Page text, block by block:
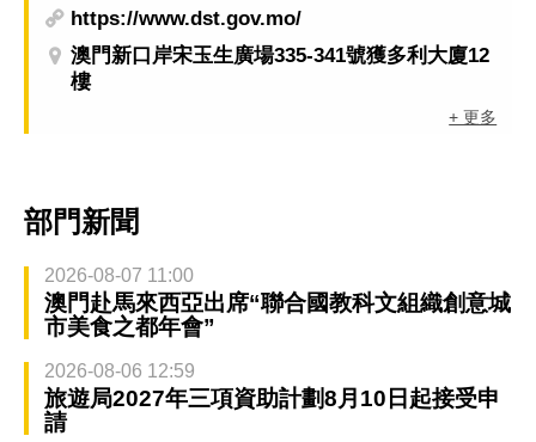
https://www.dst.gov.mo/
澳門新口岸宋玉生廣場335-341號獲多利大廈12
樓
+ 更多
部門新聞
2026-08-07 11:00
澳門赴馬來西亞出席“聯合國教科文組織創意城
市美食之都年會”
2026-08-06 12:59
旅遊局2027年三項資助計劃8月10日起接受申
請